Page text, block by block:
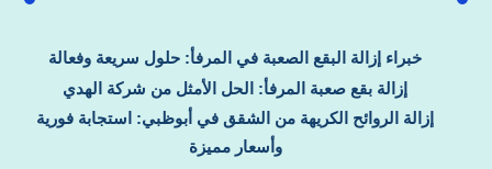
خبراء إزالة البقع الصعبة في المرفأ: حلول سريعة وفعالة
إزالة بقع صعبة المرفأ: الحل الأمثل من شركة الهدي
إزالة الروائح الكريهة من الشقق في أبوظبي: استجابة فورية
وأسعار مميزة